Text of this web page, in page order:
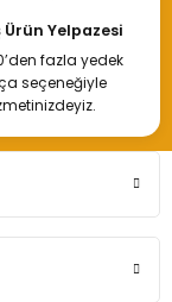
Ürün Yelpazesi
fazla yedek
seçeneğiyle